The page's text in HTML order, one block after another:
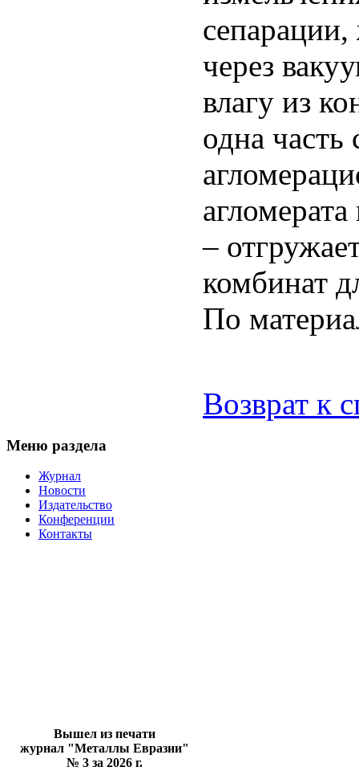
сепарации,
через
влагу из
одна часть
–
комбинат
По
Возврат к
Меню раздела
Журнал
Новости
Издательство
Конференции
Контакты
Вышел из печати
журнал "Металлы Евразии"
№ 3 за 2026 г.